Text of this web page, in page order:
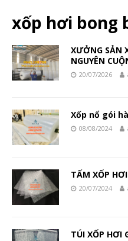
xốp hơi bong
XƯỞNG SẢN
NGUYÊN
20/07/2026
Xốp nổ gói
08/08/2024
TẤM XỐP
20/07/2024
TÚI XỐP HƠI